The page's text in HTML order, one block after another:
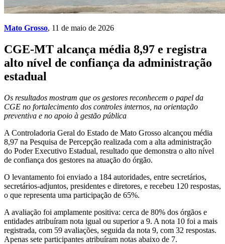
Mato Grosso, 11 de maio de 2026
CGE-MT alcança média 8,97 e registra
alto nível de confiança da administração
estadual
Os resultados mostram que os gestores reconhecem o papel da
CGE no fortalecimento dos controles internos, na orientação
preventiva e no apoio à gestão pública
A Controladoria Geral do Estado de Mato Grosso alcançou média
8,97 na Pesquisa de Percepção realizada com a alta administração
do Poder Executivo Estadual, resultado que demonstra o alto nível
de confiança dos gestores na atuação do órgão.
O levantamento foi enviado a 184 autoridades, entre secretários,
secretários-adjuntos, presidentes e diretores, e recebeu 120 respostas,
o que representa uma participação de 65%.
A avaliação foi amplamente positiva: cerca de 80% dos órgãos e
entidades atribuíram nota igual ou superior a 9. A nota 10 foi a mais
registrada, com 59 avaliações, seguida da nota 9, com 32 respostas.
Apenas sete participantes atribuíram notas abaixo de 7.